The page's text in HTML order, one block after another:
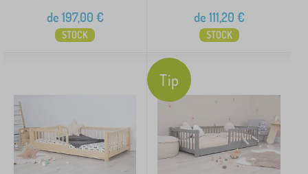
Annuler FILTRATION
de 197,00 €
STOCK
de 111,20 €
STOCK
Tip